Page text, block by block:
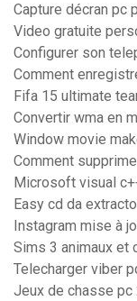
Capture décran pc
Video gratuite
Configurer son
Comment
Fifa 15 ultimate
Convertir wma en
Window movie
Comment
Microsoft visual
Easy cd da
Instagram mise à
Sims 3 animaux et
Telecharger viber
Jeux de chasse pc